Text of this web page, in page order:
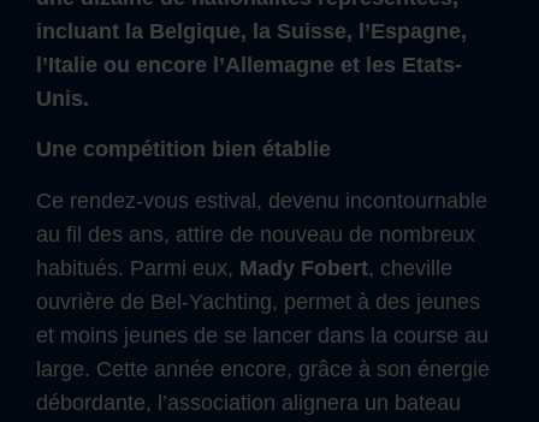
incluant la Belgique, la Suisse, l’Espagne,
l’Italie ou encore l’Allemagne et les Etats-
Unis.
Une compétition bien établie
Ce rendez-vous estival, devenu incontournable
au fil des ans, attire de nouveau de nombreux
habitués. Parmi eux, Mady Fobert, cheville
ouvrière de Bel-Yachting, permet à des jeunes
et moins jeunes de se lancer dans la course au
large. Cette année encore, grâce à son énergie
débordante, l’association alignera un bateau